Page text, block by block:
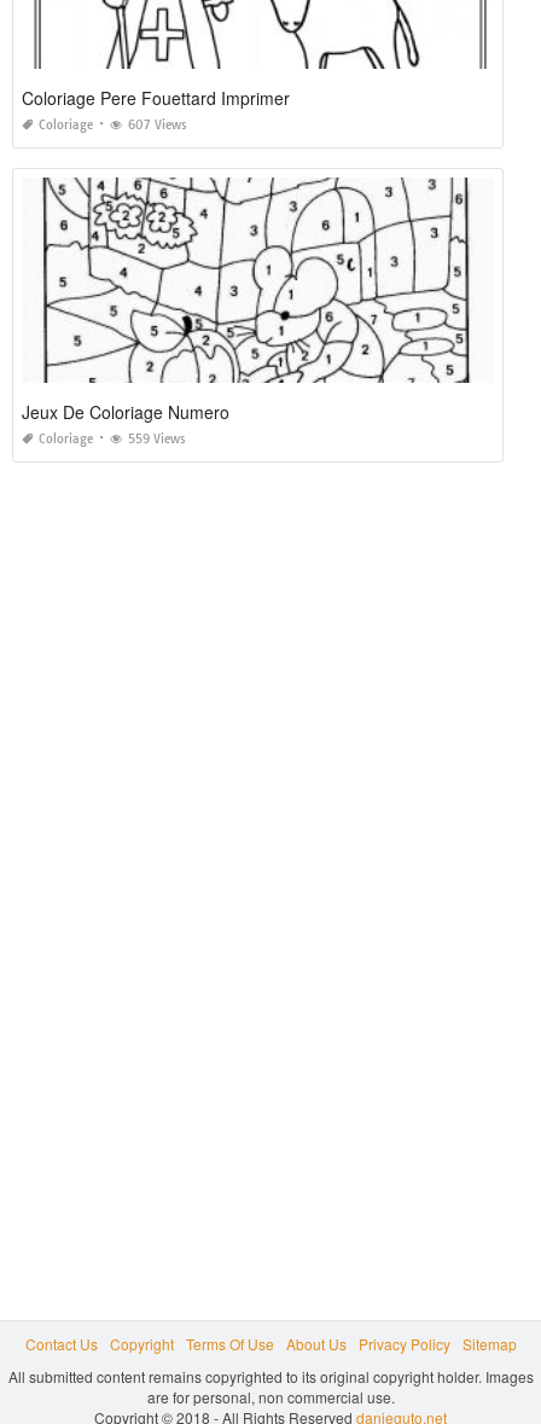
Coloriage Pere Fouettard Imprimer
Coloriage 607 Views
Jeux De Coloriage Numero
Coloriage 559 Views
Contact Us Copyright Terms Of Use About Us Privacy Policy
Sitemap
All submitted content remains copyrighted to its original copyright holder. Images
are for personal, non commercial use.
Copyright © 2018 - All Rights Reserved danieguto.net